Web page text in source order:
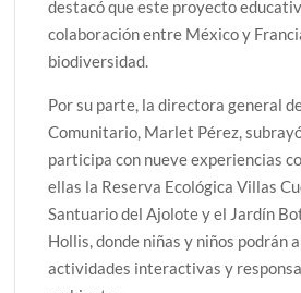
destacó que este proyecto
colaboración entre México y
biodiversidad.
Por su parte, la directora general
Comunitario, Marlet Pérez,
participa con nueve experiencias
ellas la Reserva Ecológica Villas
Santuario del Ajolote y el Jardín
Hollis, donde niñas y niños podrán
actividades interactivas y